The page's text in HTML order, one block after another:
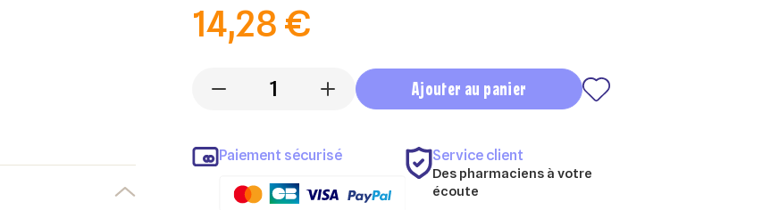
14,28 €
- + Ajouter au panier
Paiement sécurisé Service client
Des pharmaciens à votre
écoute